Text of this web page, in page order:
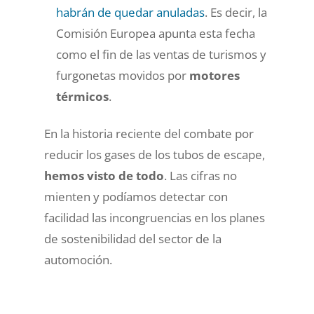
habrán de quedar anuladas. Es decir, la
Comisión Europea apunta esta fecha
como el fin de las ventas de turismos y
furgonetas movidos por motores
térmicos.
En la historia reciente del combate por
reducir los gases de los tubos de escape,
hemos visto de todo. Las cifras no
mienten y podíamos detectar con
facilidad las incongruencias en los planes
de sostenibilidad del sector de la
automoción.